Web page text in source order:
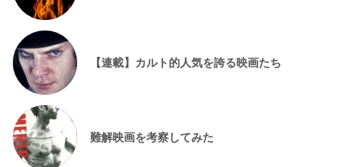
【連載】カルト的人気を誇る映画たち
難解映画を考察してみた